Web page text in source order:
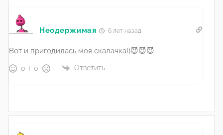
Неодержимая 6 лет назад
Вот и пригодилась моя скалачка!)😈😈😈
0 0 Ответить